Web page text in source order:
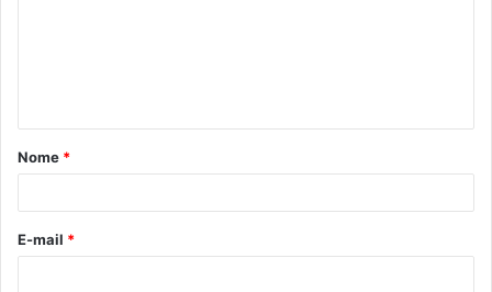
á
r
*
Nome *
E-mail *